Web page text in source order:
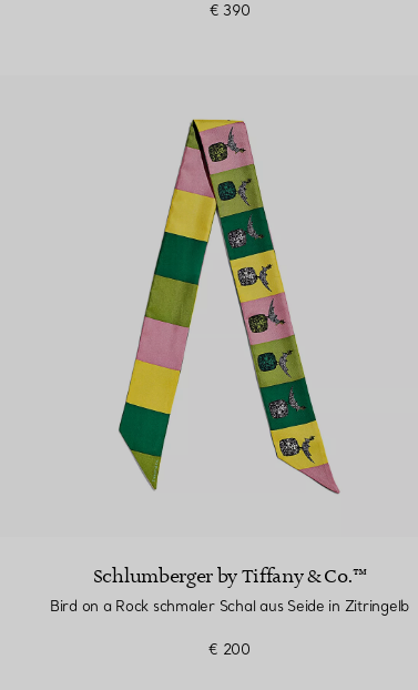
€ 390
Schlumberger by Tiffany & Co.™
Bird on a Rock schmaler Schal aus Seide in Zitringelb
€ 200